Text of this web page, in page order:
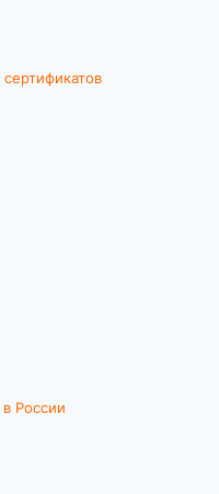
России